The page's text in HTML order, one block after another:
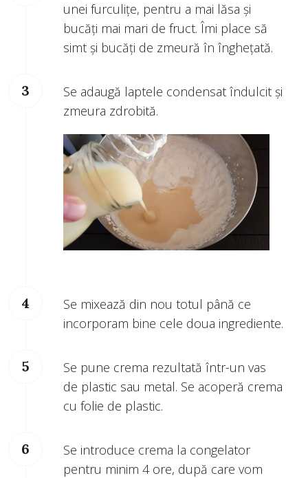
unei furculițe, pentru a mai lăsa și
bucăți mai mari de fruct. Îmi place să
simt și bucăți de zmeură în înghețată.
Se adaugă laptele condensat îndulcit și
zmeura zdrobită.
Se mixează din nou totul până ce
incorporam bine cele doua ingrediente.
Se pune crema rezultată într-un vas
de plastic sau metal. Se acoperă crema
cu folie de plastic.
Se introduce crema la congelator
pentru minim 4 ore, după care vom